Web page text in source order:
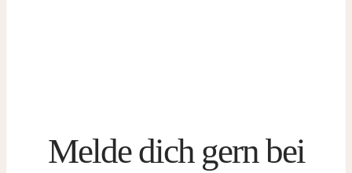
Melde dich gern bei